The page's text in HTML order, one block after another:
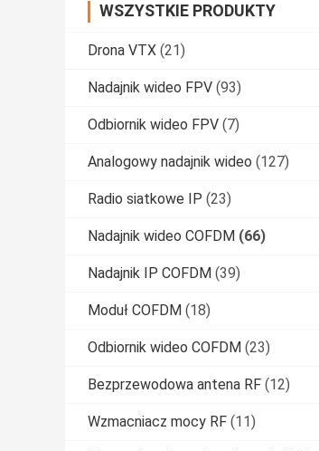
WSZYSTKIE PRODUKTY
Drona VTX (21)
Nadajnik wideo FPV (93)
Odbiornik wideo FPV (7)
Analogowy nadajnik wideo (127)
Radio siatkowe IP (23)
Nadajnik wideo COFDM (66)
Nadajnik IP COFDM (39)
Moduł COFDM (18)
Odbiornik wideo COFDM (23)
Bezprzewodowa antena RF (12)
Wzmacniacz mocy RF (11)